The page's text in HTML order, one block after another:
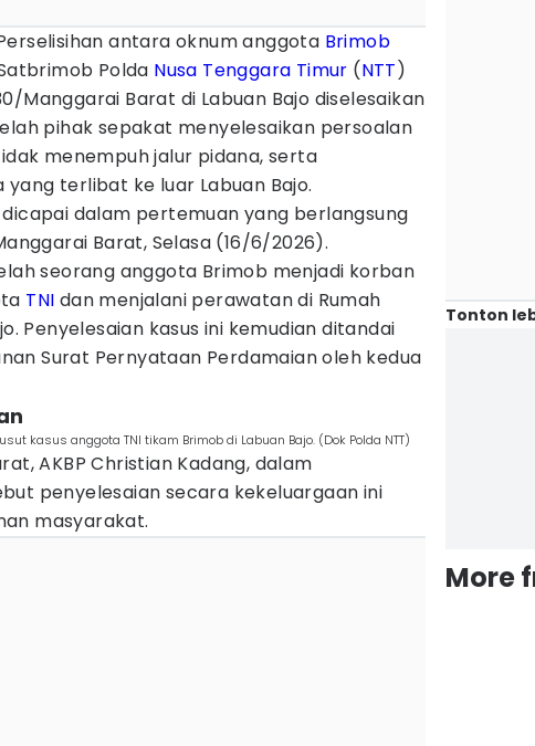
antara oknum anggota Brimob
Polda Nusa Tenggara Timur (NTT)
Manggarai Barat di Labuan Bajo diselesaikan
pihak sepakat menyelesaikan persoalan
menempuh jalur pidana, serta
terlibat ke luar Labuan Bajo.
dalam pertemuan yang berlangsung
Barat, Selasa (16/6/2026).
seorang anggota Brimob menjadi korban
TNI dan menjalani perawatan di Rumah
Penyelesaian kasus ini kemudian ditandai
Surat Pernyataan Perdamaian oleh kedua
kasus anggota TNI tikam Brimob di Labuan Bajo. (Dok Polda NTT)
AKBP Christian Kadang, dalam
penyelesaian secara kekeluargaan ini
masyarakat.
Tonton
More